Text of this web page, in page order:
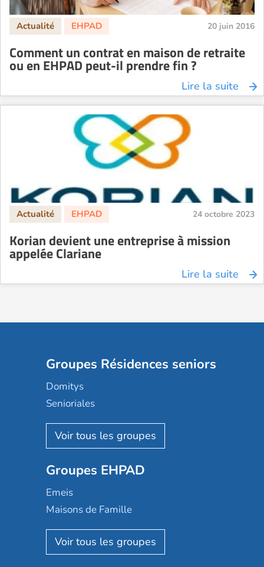
20 juin 2016
Comment un contrat en maison de retraite
ou en EHPAD peut-il prendre fin ?
Lire la suite
24 octobre 2023
Korian devient une entreprise à mission
appelée Clariane
Lire la suite
Groupes Résidences seniors
Domitys
Senioriales
Nohée
Les Résidentiels
Mobicap
Domusvi
Happy Senior
Aquarelia
Nexity edenea
Groupes EHPAD
Emeis
Maisons de Famille
Korian
Emera